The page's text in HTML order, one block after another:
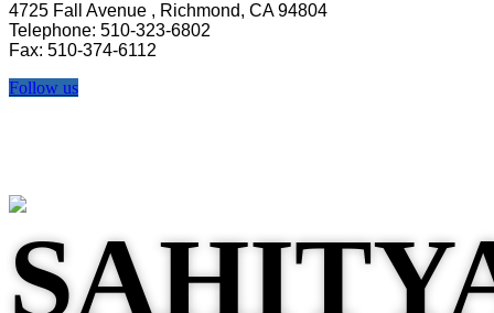
4725 Fall Avenue , Richmond, CA 94804
Telephone: 510-323-6802
Fax: 510-374-6112
Follow us